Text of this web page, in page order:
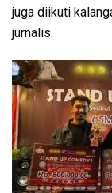
juga diikuti
jurnalis.